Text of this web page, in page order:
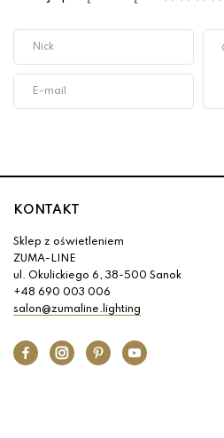
KONTAKT
Sklep z oświetleniem
ZUMA-LINE
ul. Okulickiego 6, 38-500 Sanok
+48 690 003 006
salon@zumaline.lighting